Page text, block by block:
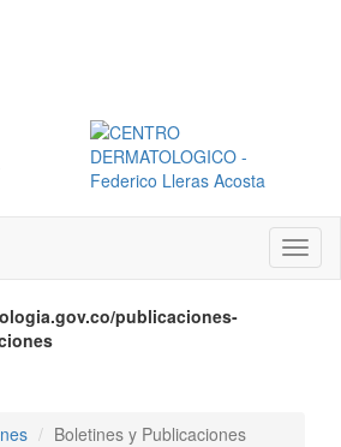
Menú
publicaciones-
Boletines y Publicaciones